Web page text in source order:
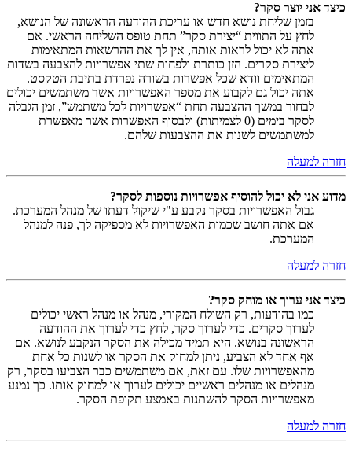
כיצד אני יוצר סקר?
בזמן שליחת נושא חדש או עריכת ההודעה הראשונה של הנושא,
לחץ על התווית “יצירת סקר” תחת טופס השליחה הראשי. אם
אתה לא יכול לראות אותה, אין לך את ההרשאות המתאימות
ליצירת סקרים. הזן כותרת ולפחות שתי אפשרויות להצבעה בשדות
המתאימים וודא שכל אפשרות בשורה נפרדת בתיבת הטקסט.
אתה יכול גם לקבוע את מספר האפשרויות אשר משתמשים יכולים
לבחור במשך ההצבעה תחת “אפשרויות לכל משתמש”, זמן הגבלה
לסקר בימים (0 לצמיתות) ולבסוף האפשרות אשר מאפשרת
למשתמשים לשנות את ההצבעות שלהם.
חזרה למעלה
מדוע אני לא יכול להוסיף אפשרויות נוספות לסקר?
גבול האפשרויות בסקר נקבע ע"י שיקול דעתו של מנהל המערכת.
אם אתה חושב שכמות האפשרויות לא מספיקה לך, פנה למנהל
המערכת.
חזרה למעלה
כיצד אני ערוך או מוחק סקר?
כמו בהודעות, רק השולח המקורי, מנהל או מנהל ראשי יכולים
לערוך סקרים. כדי לערוך סקר, לחץ כדי לערוך את ההודעה
הראשונה בנושא. היא תמיד מכילה את הסקר הנקבע לנושא. אם
אף אחד לא הצביע, ניתן למחוק את הסקר או לשנות כל אחת
מהאפשרויות שלו. עם זאת, אם משתמשים כבר הצביעו בסקר, רק
מנהלים או מנהלים ראשיים יכולים לערוך או למחוק אותו. כך נמנע
מאפשרויות הסקר להשתנות באמצע תקופת הסקר.
חזרה למעלה